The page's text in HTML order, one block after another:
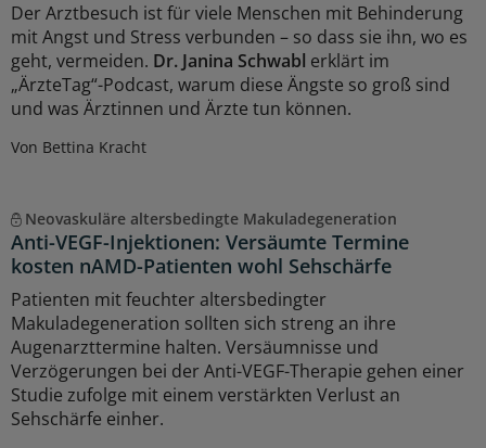
Der Arztbesuch ist für viele Menschen mit Behinderung
mit Angst und Stress verbunden – so dass sie ihn, wo es
geht, vermeiden. Dr. Janina Schwabl erklärt im
„ÄrzteTag“-Podcast, warum diese Ängste so groß sind
und was Ärztinnen und Ärzte tun können.
Von Bettina Kracht
Neovaskuläre altersbedingte Makuladegeneration
Anti-VEGF-Injektionen: Versäumte Termine
kosten nAMD-Patienten wohl Sehschärfe
Patienten mit feuchter altersbedingter
Makuladegeneration sollten sich streng an ihre
Augenarzttermine halten. Versäumnisse und
Verzögerungen bei der Anti-VEGF-Therapie gehen einer
Studie zufolge mit einem verstärkten Verlust an
Sehschärfe einher.